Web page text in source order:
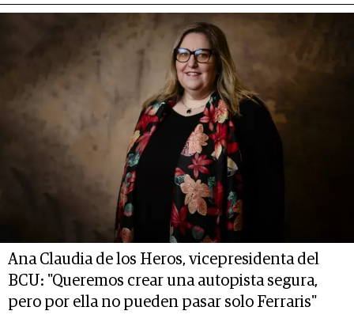
Ana Claudia de los Heros, vicepresidenta del
BCU: "Queremos crear una autopista segura,
pero por ella no pueden pasar solo Ferraris"